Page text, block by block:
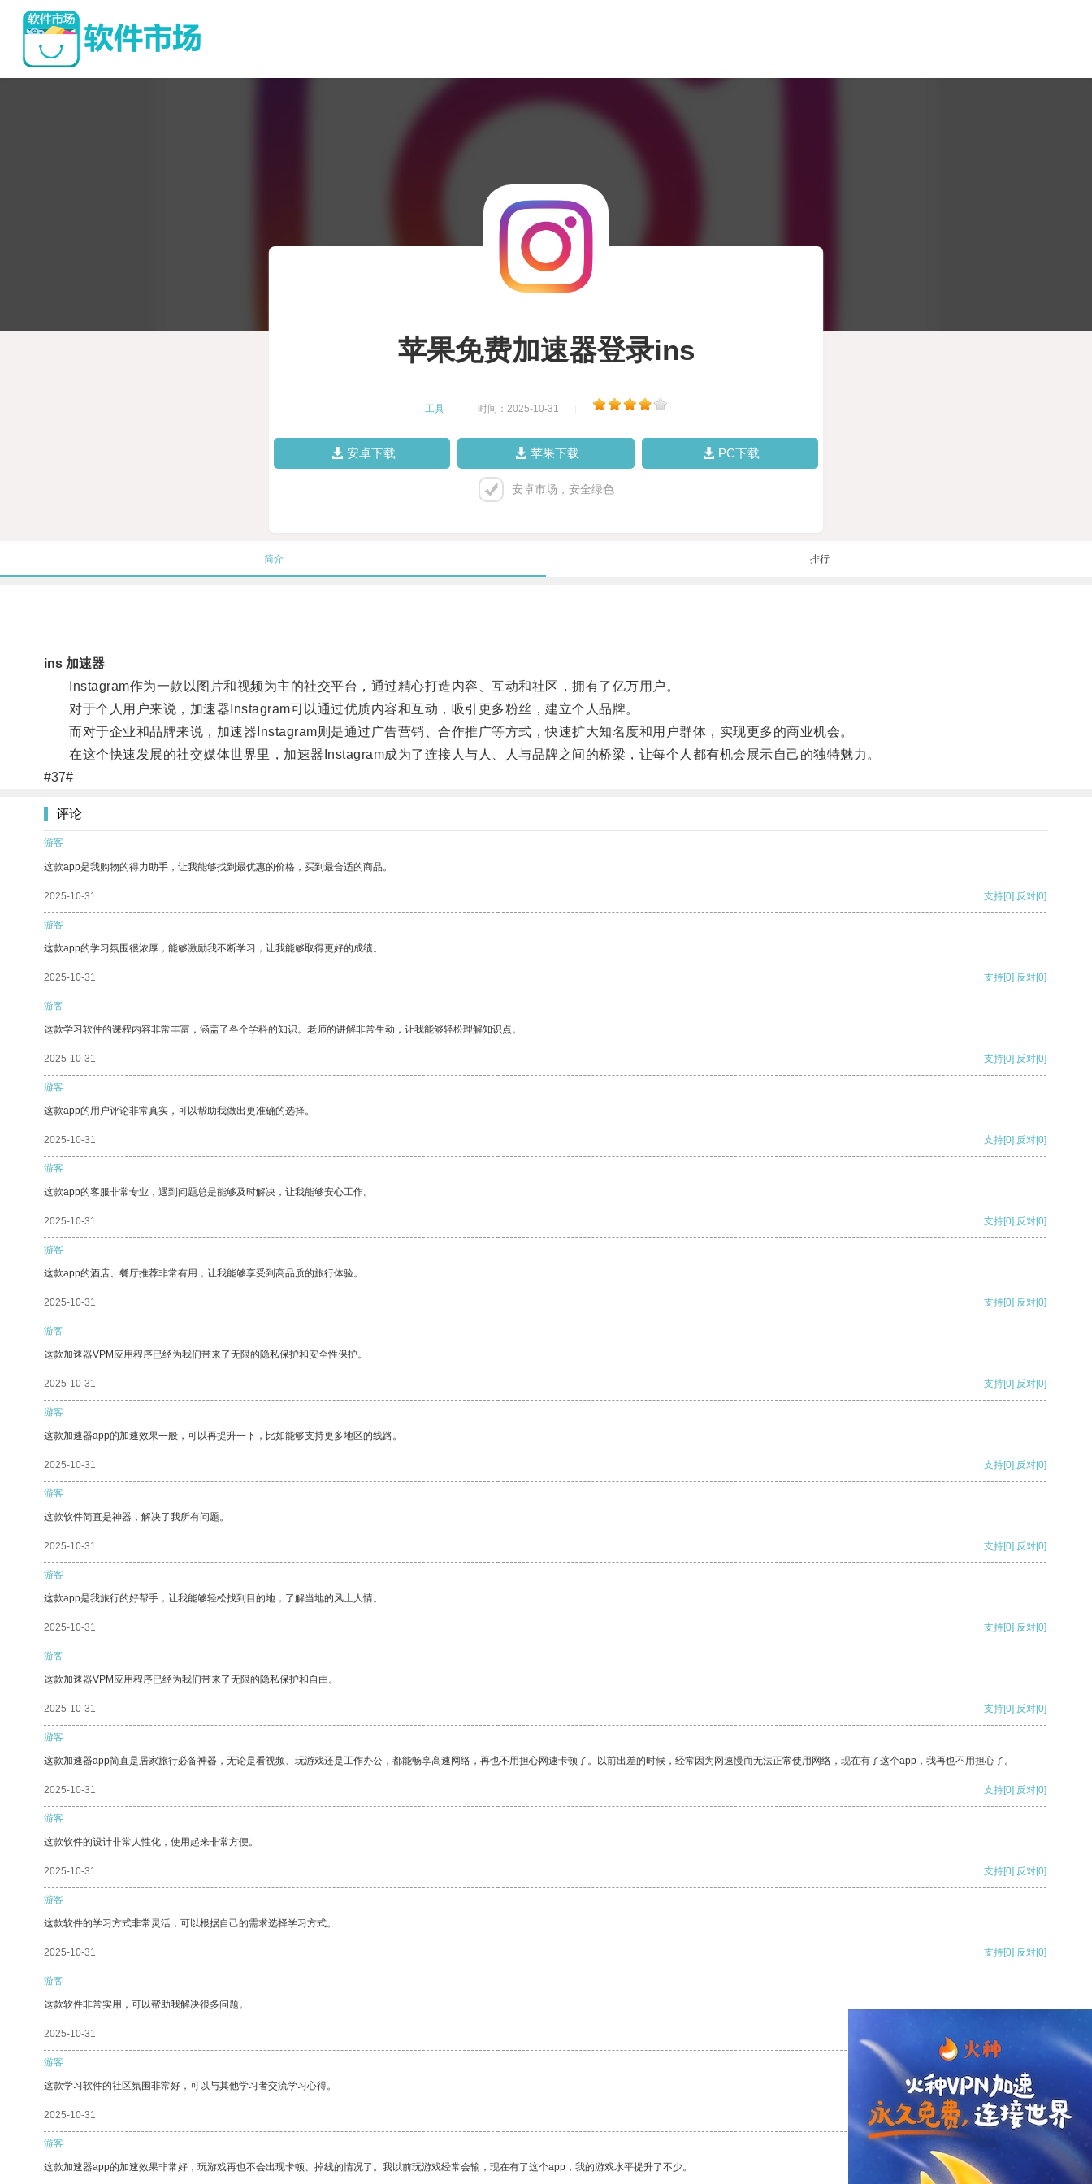
苹果免费加速器登录ins
工具 时间：2025-10-31
安卓下载 苹果下载 PC下载
安卓市场，安全绿色
简介 排行
ins 加速器
Instagram作为一款以图片和视频为主的社交平台，通过精心打造内容、互动和社区，拥有了亿万用户。
对于个人用户来说，加速器Instagram可以通过优质内容和互动，吸引更多粉丝，建立个人品牌。
而对于企业和品牌来说，加速器Instagram则是通过广告营销、合作推广等方式，快速扩大知名度和用户群体，实现更多的商业机会。
在这个快速发展的社交媒体世界里，加速器Instagram成为了连接人与人、人与品牌之间的桥梁，让每个人都有机会展示自己的独特魅力。
#37#
评论
游客
这款app是我购物的得力助手，让我能够找到最优惠的价格，买到最合适的商品。
2025-10-31 支持[0] 反对[0]
游客
这款app的学习氛围很浓厚，能够激励我不断学习，让我能够取得更好的成绩。
2025-10-31 支持[0] 反对[0]
游客
这款学习软件的课程内容非常丰富，涵盖了各个学科的知识。老师的讲解非常生动，让我能够轻松理解知识点。
2025-10-31 支持[0] 反对[0]
游客
这款app的用户评论非常真实，可以帮助我做出更准确的选择。
2025-10-31 支持[0] 反对[0]
游客
这款app的客服非常专业，遇到问题总是能够及时解决，让我能够安心工作。
2025-10-31 支持[0] 反对[0]
游客
这款app的酒店、餐厅推荐非常有用，让我能够享受到高品质的旅行体验。
2025-10-31 支持[0] 反对[0]
游客
这款加速器VPM应用程序已经为我们带来了无限的隐私保护和安全性保护。
2025-10-31 支持[0] 反对[0]
游客
这款加速器app的加速效果一般，可以再提升一下，比如能够支持更多地区的线路。
2025-10-31 支持[0] 反对[0]
游客
这款软件简直是神器，解决了我所有问题。
2025-10-31 支持[0] 反对[0]
游客
这款app是我旅行的好帮手，让我能够轻松找到目的地，了解当地的风土人情。
2025-10-31 支持[0] 反对[0]
游客
这款加速器VPM应用程序已经为我们带来了无限的隐私保护和自由。
2025-10-31 支持[0] 反对[0]
游客
这款加速器app简直是居家旅行必备神器，无论是看视频、玩游戏还是工作办公，都能畅享高速网络，再也不用担心网速卡顿了。以前出差的时候，经常因为网速慢而无法正常使用网络，现在有了这个app，我再也不用担心了。
2025-10-31 支持[0] 反对[0]
游客
这款软件的设计非常人性化，使用起来非常方便。
2025-10-31 支持[0] 反对[0]
游客
这款软件的学习方式非常灵活，可以根据自己的需求选择学习方式。
2025-10-31 支持[0] 反对[0]
游客
这款软件非常实用，可以帮助我解决很多问题。
2025-10-31
游客
这款学习软件的社区氛围非常好，可以与其他学习者交流学习心得。
2025-10-31 支持 [0] 反对[0]
游客
这款加速器app的加速效果非常好，玩游戏再也不会出现卡顿、掉线的情况了。我以前玩游戏经常会输，现在有了这个app，我的游戏水平提升了不少。